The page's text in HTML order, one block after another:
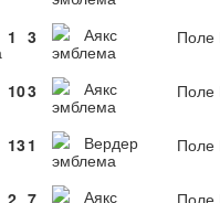
1 3 Аякс
Поле
103 Аякс
Поле
131 Вердер
Поле
Аякс